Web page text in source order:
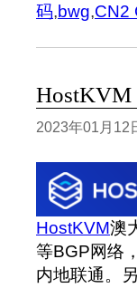
码,bwg,CN2
HostKVM
2023年01月12
HostKVM澳
等BGP网络
内地联通。